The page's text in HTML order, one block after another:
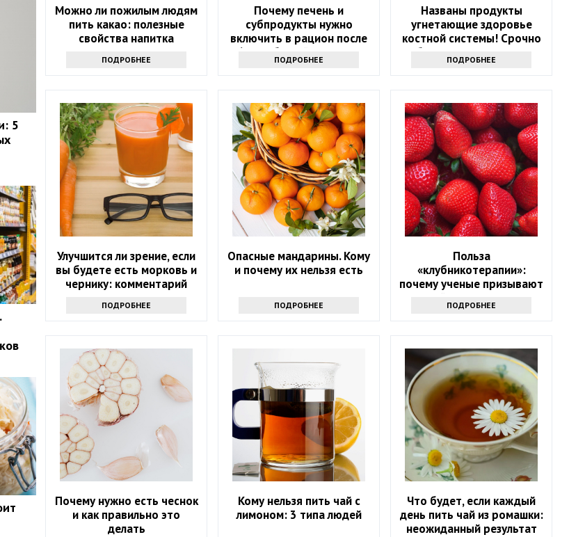
5
Можно ли пожилым людям
пить какао: полезные
свойства напитка
ПОДРОБНЕЕ
Почему печень и
субпродукты нужно
включить в рацион после
60? Забытый источник
силы
ПОДРОБНЕЕ
Названы продукты
угнетающие здоровье
костной системы! Срочно
уберите их из рациона
ПОДРОБНЕЕ
Улучшится ли зрение, если
вы будете есть морковь и
чернику: комментарий
ПОДРОБНЕЕ
Опасные мандарины. Кому
и почему их нельзя есть
ПОДРОБНЕЕ
Польза
«клубникотерапии»:
почему ученые призывают
людей в возрасте 50+
налегать на эту ягоду
ПОДРОБНЕЕ
Почему нужно есть чеснок
и как правильно это
делать
Кому нельзя пить чай с
лимоном: 3 типа людей
Что будет, если каждый
день пить чай из ромашки:
неожиданный результат